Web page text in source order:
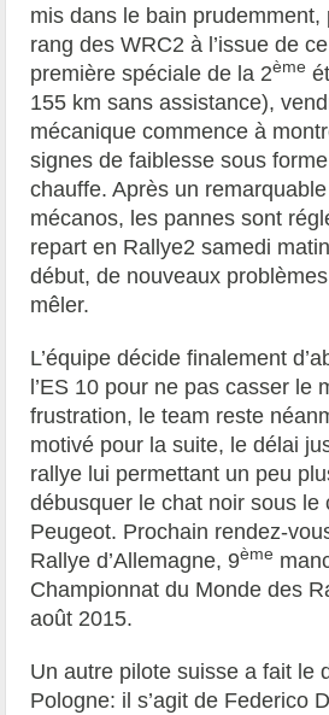
mis dans le bain prudemment,
rang des WRC2 à l’issue de
première spéciale de la 2ème
155 km sans assistance),
mécanique commence à
signes de faiblesse sous
chauffe. Après un
mécanos, les pannes sont
repart en Rallye2 samedi
début, de nouveaux
mêler.
L’équipe décide finalement
l’ES 10 pour ne pas casser le
frustration, le team reste
motivé pour la suite, le délai
rallye lui permettant un peu
débusquer le chat noir sous le
Peugeot. Prochain rendez-
Rallye d’Allemagne, 9ème
Championnat du Monde des
août 2015.
Un autre pilote suisse a fait le
Pologne: il s’agit de Federico